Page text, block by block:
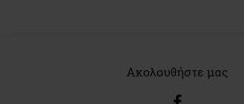
Ακολουθήστε μας